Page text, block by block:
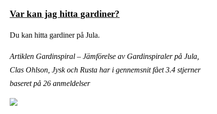
Var kan jag hitta gardiner?
Du kan hitta gardiner på Jula.
Artiklen Gardinspiral – Jämförelse av Gardinspiraler på Jula,
Clas Ohlson, Jysk och Rusta har i gennemsnit fået3.4 stjerner
baseret på 26 anmeldelser